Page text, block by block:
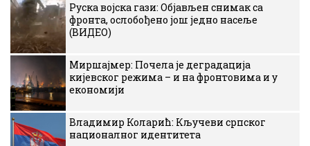
Руска војска гази: Објављен снимак са
фронта, ослобођено још једно насеље
(ВИДЕО)
Миршајмер: Почела је деградација
кијевског режима – и на фронтовима и у
економији
Владимир Коларић: Кључеви српског
националног идентитета